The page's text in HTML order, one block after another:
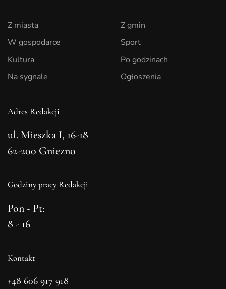
Z miasta
W gospodarce
Kultura
Na sygnale
Z gmin
Sport
Po godzinach
Ogłoszenia
Adres Redakcji
ul. Mieszka I, 16-18
62-200 Gniezno
Godziny pracy Redakcji
Pon - Pt:
8 - 16
Kontakt
+48 606 917 918